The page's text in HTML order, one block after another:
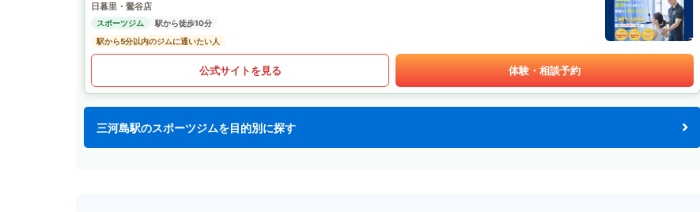
日暮里・鶯谷店
スポーツジム
駅から徒歩10分
駅から5分以内のジムに通いたい人
公式サイトを見る 体験・相談予約
三河島駅のスポーツジムを目的別に探す